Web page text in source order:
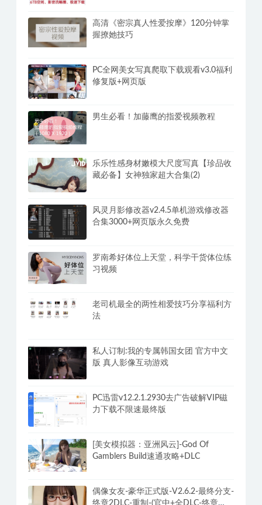
高清《密宗真人性爱按摩》120分钟掌
握撩她技巧
PC全网美女写真爬取下载观看v3.0福利
修复版+网页版
男生必看！加藤鹰的指爱视频教程
乐乐性感身材嫩模大尺度写真【珍品收
藏必备】女神独家超大合集(2)
风灵月影修改器v2.4.5单机游戏修改器
合集3000+网页版永久免费
罗南希好体位上天堂，科学干货体位练
习视频
老司机最全的两性相爱技巧分享福利方
法
私人订制:我的专属韩国女团 官方中文
版 真人影像互动游戏
PC迅雷v12.2.1.2930去广告破解VIP磁
力下载不限速最终版
[美女模拟器：亚洲风云]-God Of
Gamblers Build速通攻略+DLC
偶像女友-豪华正式版-V2.6.2-最终分支-
终章2DLC-重制-(官中+全DLC-终章